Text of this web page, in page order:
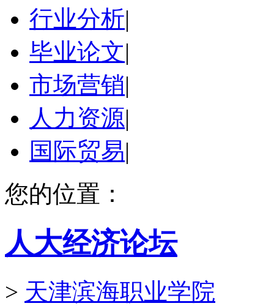
行业分析|
毕业论文|
市场营销|
人力资源|
国际贸易|
您的位置：
人大经济论坛
> 天津滨海职业学院